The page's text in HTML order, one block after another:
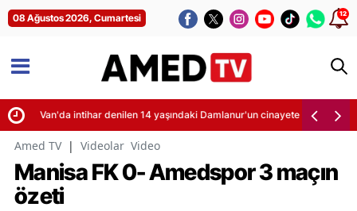
08 Ağustos 2026, Cumartesi 12
Van'da intihar denilen 14 yaşındaki Damlanur'un cinayete kurban gittiği
Amed TV | Videolar Video
Manisa FK 0- Amedspor 3 maçın
özeti